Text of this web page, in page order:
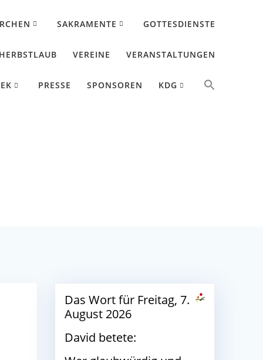
SAKRAMENTE GOTTESDIENSTE
VEREINE VERANSTALTUNGEN
PRESSE SPONSOREN KDG
Das Wort für Freitag, 7.
August 2026
David betete: